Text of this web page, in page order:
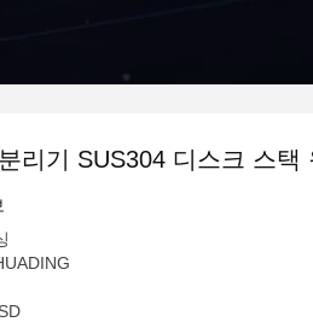
리기 SUS304 디스크 스택